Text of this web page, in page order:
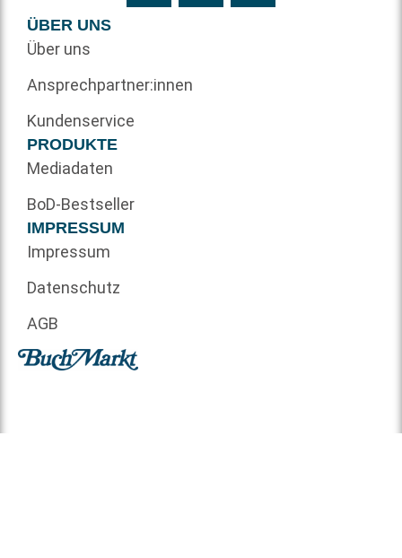
ÜBER UNS
Über uns
Ansprechpartner:innen
Kundenservice
PRODUKTE
Mediadaten
BoD-Bestseller
IMPRESSUM
Impressum
Datenschutz
AGB